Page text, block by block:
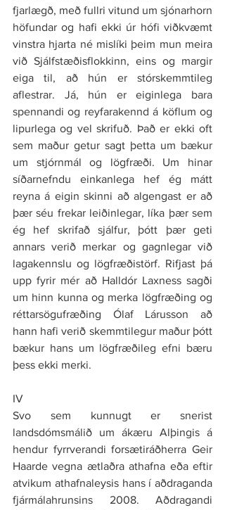
fjarlægð, með fullri vitund um sjónarhorn
höfundar og hafi ekki úr hófi viðkvæmt
vinstra hjarta né mislíki þeim mun meira
við Sjálfstæðisflokkinn, eins og margir
eiga til, að hún er stórskemmtileg
aflestrar. Já, hún er eiginlega bara
spennandi og reyfarakennd á köflum og
lipurlega og vel skrifuð. Það er ekki oft
sem maður getur sagt þetta um bækur
um stjórnmál og lögfræði. Um hinar
síðarnefndu einkanlega hef ég mátt
reyna á eigin skinni að algengast er að
þær séu frekar leiðinlegar, líka þær sem
ég hef skrifað sjálfur, þótt þær geti
annars verið merkar og gagnlegar við
lagakennslu og lögfræðistörf. Rifjast þá
upp fyrir mér að Halldór Laxness sagði
um hinn kunna og merka lögfræðing og
réttarsögufræðing Ólaf Lárusson að
hann hafi verið skemmtilegur maður þótt
bækur hans um lögfræðileg efni bæru
þess ekki merki.
IV
Svo sem kunnugt er snerist
landsdómsmálið um ákæru Alþingis á
hendur fyrrverandi forsætiráðherra Geir
Haarde vegna ætlaðra athafna eða eftir
atvikum athafnaleysis hans í aðdraganda
fjármálahrunsins 2008. Aðdragandi